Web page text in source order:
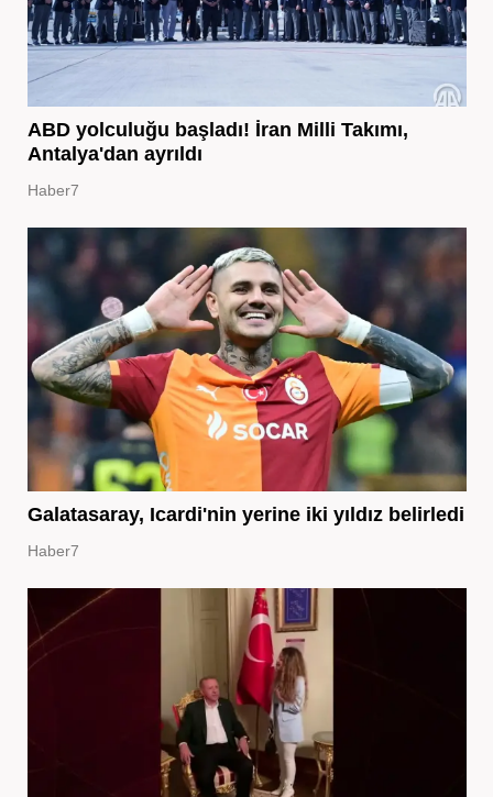
ABD yolculuğu başladı! İran Milli Takımı,
Antalya'dan ayrıldı
Haber7
Galatasaray, Icardi'nin yerine iki yıldız belirledi
Haber7